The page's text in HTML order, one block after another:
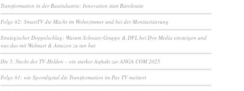
Transformation in der Bauindustrie: Innovation statt Bürokratie
Folge 82: SmartTV die Macht im Wohnzimmer und bei der Monitarisierung
Strategischer Doppelschlag: Warum Schwarz-Gruppe & DFL bei Dyn Media einsteigen und
was das mit Walmart & Amazon zu tun hat
Die 5. Nacht der TV-Helden – ein starker Auftakt zur ANGA COM 2025
Folge 81: wie Sportdigital die Transformation im Pay TV meistert